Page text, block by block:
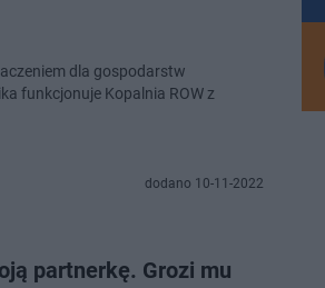
dla gospodarstw
funkcjonuje Kopalnia ROW z
dodano 10-11-2022
partnerkę. Grozi mu